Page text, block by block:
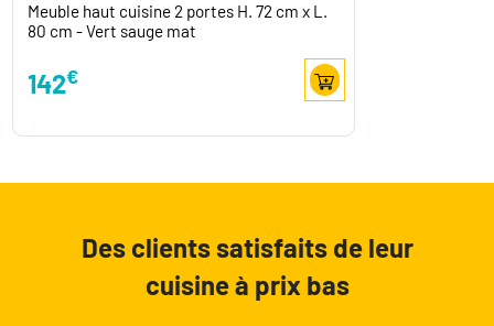
Meuble haut cuisine 2 portes H. 72 cm x L.
80 cm - Vert sauge mat
142€
Des clients satisfaits de leur
cuisine à prix bas